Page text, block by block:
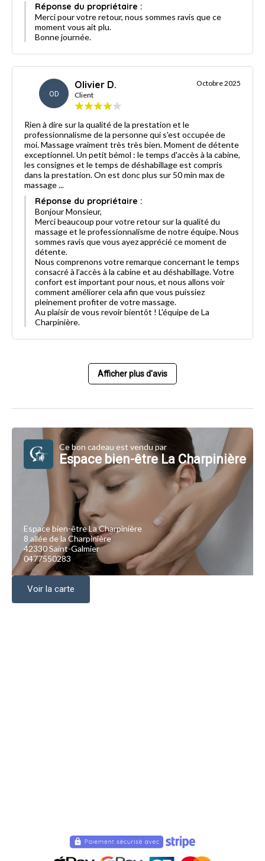
Réponse du propriétaire :
Merci pour votre retour, nous sommes ravis que ce
moment vous ait plu.
Bonne journée.
OD
Olivier D.
Client
Octobre 2025
Rien à dire sur la qualité de la prestation et le
professionnalisme de la personne qui s'est occupée de
moi. Massage vraiment très très bien. Moment de détente
exceptionnel. Un petit bémol : le temps d'accès à la cabine,
les consignes et le temps de déshabillage est compris
dans la prestation. On est donc plus sur 50 min max de
massage ...
Réponse du propriétaire :
Bonjour Monsieur,
Merci beaucoup pour votre retour sur la qualité du
massage et le professionnalisme de notre équipe. Nous
sommes ravis que vous ayez apprécié ce moment de
détente.
Nous comprenons votre remarque concernant le temps
consacré à l’accès à la cabine et au déshabillage. Votre
confort est important pour nous, et nous allons voir
comment améliorer cela afin que vous puissiez
pleinement profiter de votre massage.
Au plaisir de vous revoir bientôt ! L'équipe de La
Charpinière.
Afficher plus d'avis
Ce bon cadeau est vendu par
Espace bien-être La Charpinière
Espace bien-être La Charpinière
8 allée de la Charpinière
42330 Saint-Galmier
0477550283
Voir la carte